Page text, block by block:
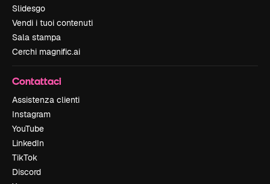
Slidesgo
Vendi i tuoi contenuti
Sala stampa
Cerchi magnific.ai
Contattaci
Assistenza clienti
Instagram
YouTube
LinkedIn
TikTok
Discord